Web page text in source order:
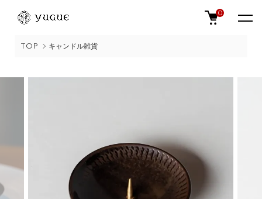
0
TOP キャンドル雑貨